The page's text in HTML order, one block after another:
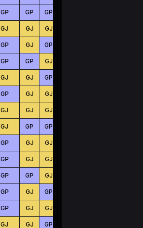
GP
GJ
GP
GP
GJ
GP
GJ
GJ
GP
GP
GP
GP
GP
GJ
GP GP
GJ GJ
GJ GP
GP GJ
GJ GP
GJ GJ
GJ GJ
GP GP
GJ GJ
GJ GJ
GP GJ
GJ GP
GJ GJ
GJ GP